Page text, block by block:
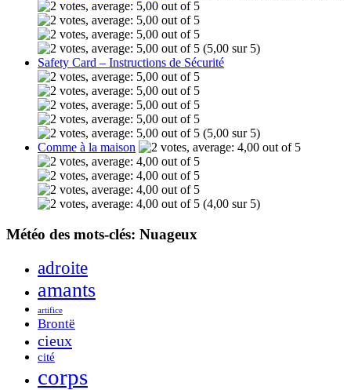
(5,00 sur 5)
Safety Card – Instructions de Sécurité
(5,00 sur 5)
Comme à la maison
(4,00 sur 5)
Météo des mots-clés: Nuageux
adroite
amants
artifice
Brontë
cieux
cité
corps